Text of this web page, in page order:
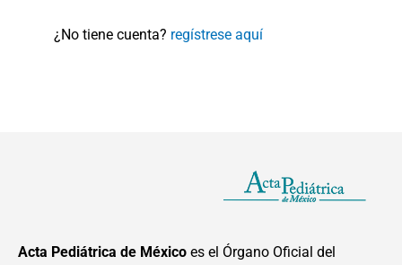
¿No tiene cuenta? regístrese aquí
Acta Pediátrica de México es el Órgano Oficial del